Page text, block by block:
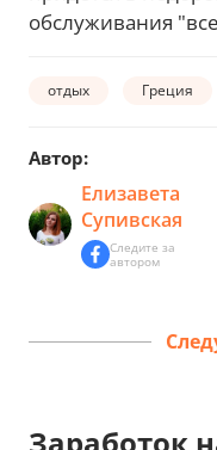
обслуживания
отдых Греция
Автор:
Елизавета
Супивская
Следите за
автором